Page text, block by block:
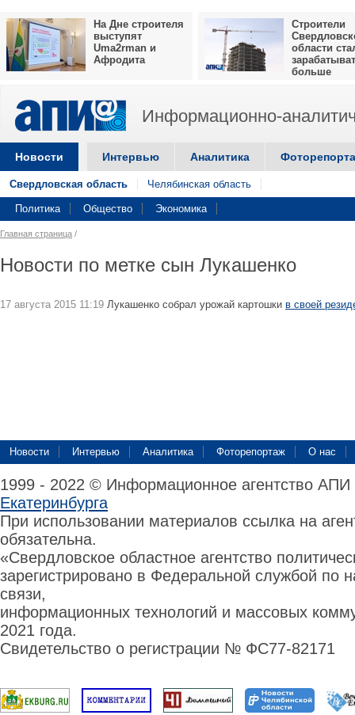
На Дне строителя
выступят
Uma2rman и
Афродита
Строители
области
больше
Информационно-
Новости Интервью Аналитика
Свердловская область Челябинская область
Политика Общество Экономика
Главная страница /
Новости по метке сын Лукашенко
17 августа 2015 11:19 Лукашенко собрал урожай картошки в своей
Новости Интервью Аналитика Фоторепортаж О нас
1999 - 2022 © Информационное агентство
Екатеринбурга
При использовании материалов ссылка на
обязательна.
«Свердловское областное агентство
зарегистрировано в Федеральной службой по
связи,
информационных технологий и массовых
2021 года.
Свидетельство о регистрации № ФС77-82171